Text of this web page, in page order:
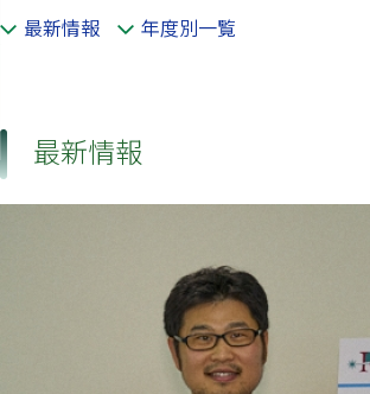
最新情報 年度別一覧
最新情報
受賞のお知らせ～ 神 慶孝
International Coordination
Atmospheric Studies
Inaba Prizeを受賞